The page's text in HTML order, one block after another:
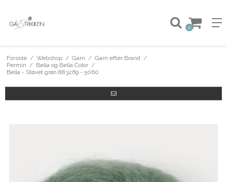
0
Forside / Webshop / Garn / Garn efter Brand /
Permin / Bella og Bella Color /
Bella - Støvet grøn 883269 - 5060